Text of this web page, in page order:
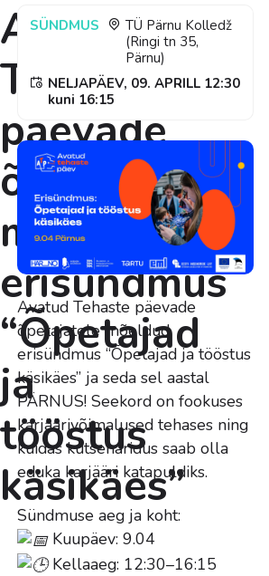
Avatud
Tehaste
päevade
õpetajatele
mõeldud
erisündmus
“Õpetajad
ja
tööstus
käsikäes”
SÜNDMUS
TÜ Pärnu Kolledž
(Ringi tn 35,
Pärnu)
NELJAPÄEV, 09. APRILL 12:30
kuni 16:15
Avatud Tehaste päevade
õpetajatele mõeldud
erisündmus “Õpetajad ja tööstus
käsikäes” ja seda sel aastal
PÄRNUS! Seekord on fookuses
karjäärivõimalused tehases ning
kuidas kutseharidus saab olla
eduka karjääri katapuldiks.
Sündmuse aeg ja koht:
Kuupäev: 9.04
Kellaaeg: 12:30–16:15